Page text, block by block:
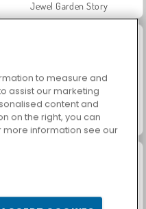
Jewel Garden Story
Juice Merge
to measure and
assist our marketing
content and
on the right, you can
more information see our